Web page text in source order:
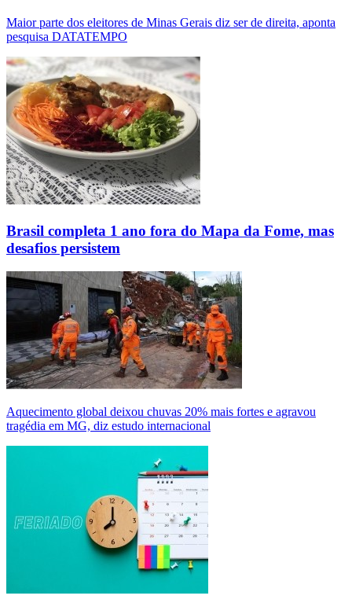
Maior parte dos eleitores de Minas Gerais diz ser de direita, aponta
pesquisa DATATEMPO
Brasil completa 1 ano fora do Mapa da Fome, mas
desafios persistem
Aquecimento global deixou chuvas 20% mais fortes e agravou
tragédia em MG, diz estudo internacional